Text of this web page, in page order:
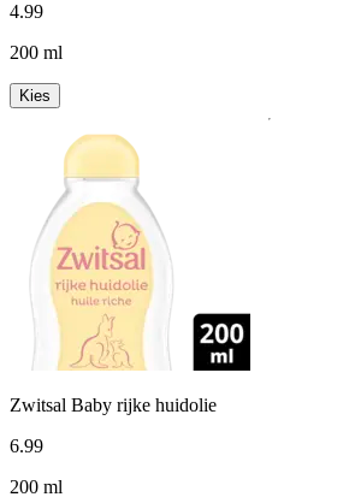
4.99
200 ml
Kies
Zwitsal Baby rijke huidolie
6.99
200 ml